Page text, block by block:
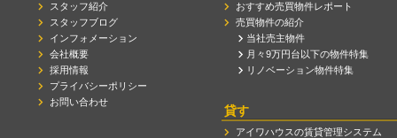
スタッフ紹介
スタッフブログ
インフォメーション
会社概要
採用情報
プライバシーポリシー
お問い合わせ
おすすめ売買物件レポート
売買物件の紹介
当社売主物件
月々9万円台以下の物件特集
リノベーション物件特集
貸す
アイワハウスの賃貸管理システム